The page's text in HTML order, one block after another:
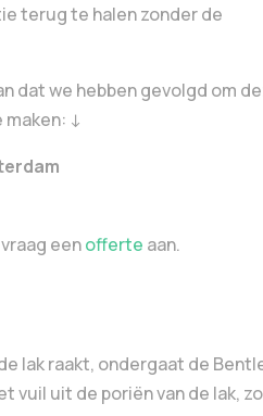
terug te halen zonder de
dat we hebben gevolgd om
↓
eenofferte aan.
lak raakt, ondergaat de
uit de poriën van de lak,